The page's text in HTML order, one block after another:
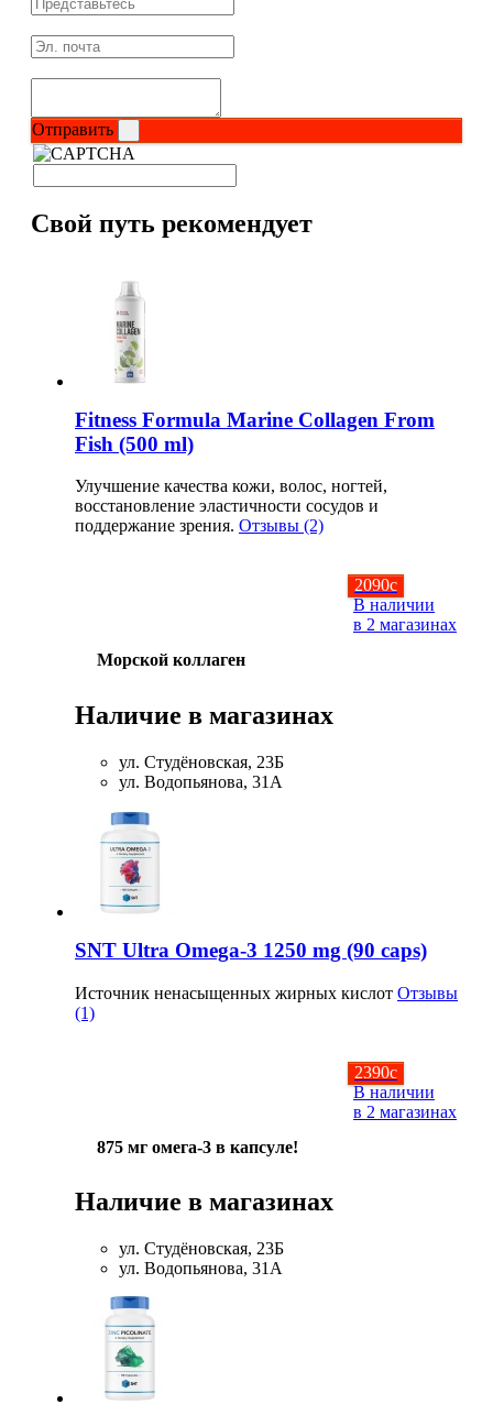
Снеки и шоколад
Распродажа!
Отправить
Свой путь рекомендует
2090c
В наличии
в 2 магазинах
Fitness Formula Marine Collagen From
Fish (500 ml)
Улучшение качества кожи, волос, ногтей,
восстановление эластичности сосудов и
поддержание зрения. Отзывы (2)
Морской коллаген
Наличие в магазинах
ул. Студёновская, 23Б
ул. Водопьянова, 31А
2390c
В наличии
в 2 магазинах
SNT Ultra Omega-3 1250 mg (90 caps)
Источник ненасыщенных жирных кислот Отзывы
(1)
875 мг омега-3 в капсуле!
Наличие в магазинах
ул. Студёновская, 23Б
ул. Водопьянова, 31А